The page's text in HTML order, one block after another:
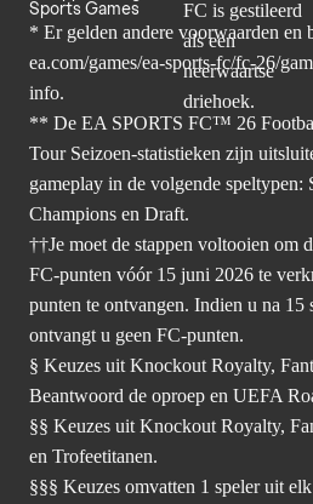
Sports Games
* Er gelden andere voorwaarden en
ea.com/games/ea-sports-fc/fc-26/
info.
** De EA SPORTS FC™ 26
Tour Seizoen-statistieken zijn
gameplay in de volgende speltypen:
Champions en Draft.
††Je moet de stappen voltooien om
FC-punten vóór 15 juni 2026 te
punten te ontvangen. Indien u na 15
ontvangt u geen FC-punten.
§ Keuzes uit Knockout Royalty,
Beantwoord de oproep en UEFA
§§ Keuzes uit Knockout Royalty,
en Trofeetitanen.
§§§ Keuzes omvatten 1 speler uit